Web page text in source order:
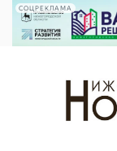
СОЦРЕКЛАМА